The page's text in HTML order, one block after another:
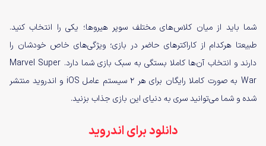
شما باید از میان کلاس‌های مختلف سوپر هیروها؛ یکی را انتخاب کنید.
طبیعتا هرکدام از کاراکترهای حاضر در بازی؛ ویژگی‌های خاص خودشان را
دارند و انتخاب آن‌ها کاملا بستگی به سبک بازی شما دارد. Marvel Super
War به صورت کاملا رایگان برای هر ۲ سیستم عامل iOS و اندروید منتشر
شده و شما می‌توانید سری به دنیای این بازی جذاب بزنید.
دانلود برای اندروید